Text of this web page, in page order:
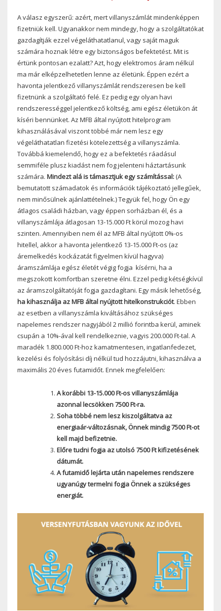
A válasz egyszerű: azért, mert villanyszámlát mindenképpen
fizetniük kell. Ugyanakkor nem mindegy, hogy a szolgáltatókat
gazdagítják ezzel végeláthatatlanul, vagy saját maguk
számára hoznak létre egy biztonságos befektetést. Mit is
értünk pontosan ezalatt? Azt, hogy elektromos áram nélkül
ma már elképzelhetetlen lenne az életünk. Éppen ezért a
havonta jelentkező villanyszámlát rendszeresen be kell
fizetnünk a szolgáltató felé. Ez pedig egy olyan havi
rendszerességgel jelentkező költség, ami egész életükön át
kíséri bennünket. Az MFB által nyújtott hitelprogram
kihasználásával viszont többé már nem lesz egy
végeláthatatlan fizetési kötelezettség a villanyszámla.
Továbbá kiemelendő, hogy ez a befektetés ráadásul
semmiféle plusz kiadást nem fog jelenteni háztartásunk
számára. Mindezt alá is támasztjuk egy számítással:(A
bemutatott számadatok és információk tájékoztató jellegűek,
nem minősülnek ajánlattételnek.) Tegyük fel, hogy Ön egy
átlagos családi házban, vagy éppen sorházban él, és a
villanyszámlája átlagosan 13-15.000 Ft körül mozog havi
szinten. Amennyiben nem él az MFB által nyújtott 0%-os
hitellel, akkor a havonta jelentkező 13-15.000 Ft-os (az
áremelkedés kockázatát figyelmen kívül hagyva)
áramszámlája egész életét végig fogja kísérni, ha a
megszokott komfortban szeretne élni. Ezzel pedig kétségkívül
az áramszolgáltatóját fogja gazdagítani. Egy másik lehetőség,
ha kihasználja az MFB által nyújtott hitelkonstrukciót. Ebben
az esetben a villanyszámla kiváltásához szükséges
napelemes rendszer nagyjából 2 millió forintba kerül, aminek
csupán a 10%-ával kell rendelkeznie, vagyis 200.000 Ft-tal. A
maradék 1.800.000 Ft-hoz kamatmentesen, ingatlanfedezet,
kezelési és folyósítási díj nélkül tud hozzájutni, kihasználva a
maximális 20 éves futamidőt. Ennek megfelelően:
A korábbi 13-15.000 Ft-os villanyszámlája
azonnal lecsökken 7500 Ft-ra.
Soha többé nem lesz kiszolgáltatva az
energiaár-változásnak, Önnek mindig 7500 Ft-ot
kell majd befizetnie.
Előre tudni fogja az utolsó 7500 Ft kifizetésének
dátumát.
A futamidő lejárta után napelemes rendszere
ugyanúgy termelni fogja Önnek a szükséges
energiát.